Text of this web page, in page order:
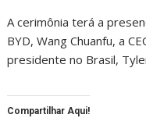
A cerimônia terá a
BYD, Wang Chuanfu, a
presidente no Brasil,
Compartilhar Aqui!